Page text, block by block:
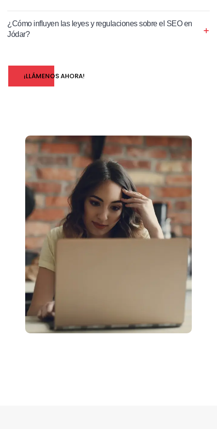
¿Cómo influyen las leyes y regulaciones sobre el SEO en
Jódar?
¡LLÁMENOS AHORA!